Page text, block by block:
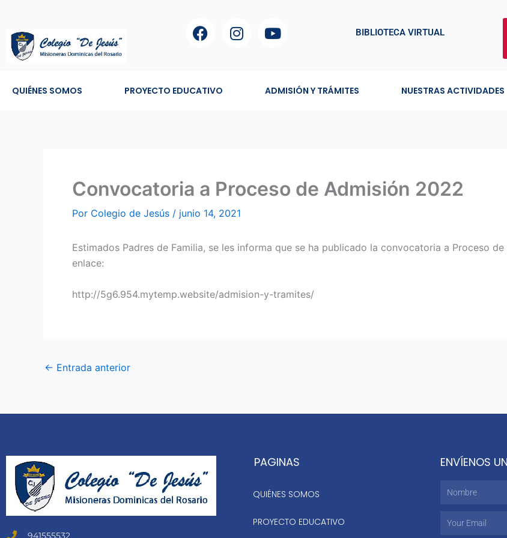
contenido
F
a
b
o
I
n
Y
o
u
b
BIBLIOTECA VIRTUAL
QUIÉNES SOMOS PROYECTO EDUCATIVO ADMISIÓN Y TRÁMITES NUESTRAS ACTIVIDADES
Convocatoria a Proceso de Admisión 2022
Por Colegio de Jesús / junio 14, 2021
Estimados Padres de Familia, se les informa que se ha publicado la convocatoria a Proceso
enlace:
http://5g6.954.mytemp.website/admision-y-tramites/
← Entrada anterior
941555532
PAGINAS
QUIÉNES SOMOS
PROYECTO EDUCATIVO
ENVÍENOS
Nombre
Email